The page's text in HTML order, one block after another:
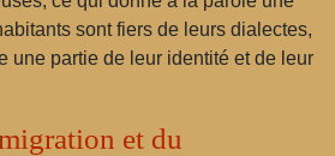
sont fiers de leurs dialectes,
une partie de leur identité et de leur
et du